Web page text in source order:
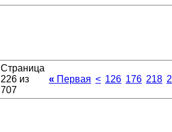
Страница
226 из
707
« Первая < 126 176 218